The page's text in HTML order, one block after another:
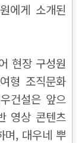
에게 소개된
현장 구성원
형 조직문화
건설은 앞으
영상 콘텐츠
며, 대우네 뿌